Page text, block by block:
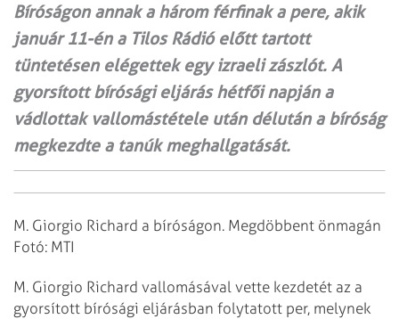
Bíróságon annak a három férfinak a pere, akik
január 11-én a Tilos Rádió előtt tartott
tüntetésen elégettek egy izraeli zászlót. A
gyorsított bírósági eljárás hétfői napján a
vádlottak vallomástétele után délután a bíróság
megkezdte a tanúk meghallgatását.
M. Giorgio Richard a bíróságon. Megdöbbent önmagán
Fotó: MTI
M. Giorgio Richard vallomásával vette kezdetét az a
gyorsított bírósági eljárásban folytatott per, melynek